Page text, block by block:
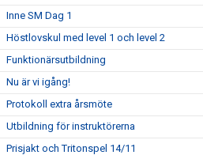
Inne SM Dag 1
Höstlovskul med level 1 och level 2
Funktionärsutbildning
Nu är vi igång!
Protokoll extra årsmöte
Utbildning för instruktörerna
Prisjakt och Tritonspel 14/11